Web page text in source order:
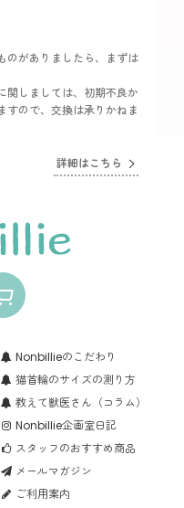
のがありましたら、まずは
関しましては、初期不良か
すので、交換は承りかねま
詳細はこちら
Nonbillieのこだわり
猫首輪のサイズの測り方
教えて獣医さん（コラム）
Nonbillie企画室日記
スタッフのおすすめ商品
メールマガジン
ご利用案内